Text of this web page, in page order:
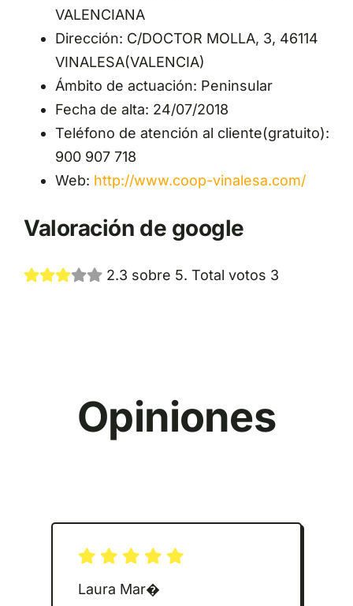
VALENCIANA
Dirección: C/DOCTOR MOLLA, 3, 46114
VINALESA(VALENCIA)
Ámbito de actuación: Peninsular
Fecha de alta: 24/07/2018
Teléfono de atención al cliente(gratuito):
900 907 718
Web: http://www.coop-vinalesa.com/
Valoración de google
2.3 sobre 5. Total votos 3
Opiniones
Laura Mar�